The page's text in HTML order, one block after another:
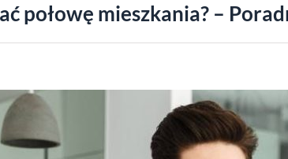
połowę mieszkania? –